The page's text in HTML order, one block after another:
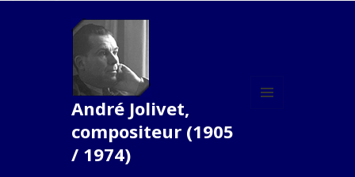
André Jolivet,
compositeur (1905
/ 1974)